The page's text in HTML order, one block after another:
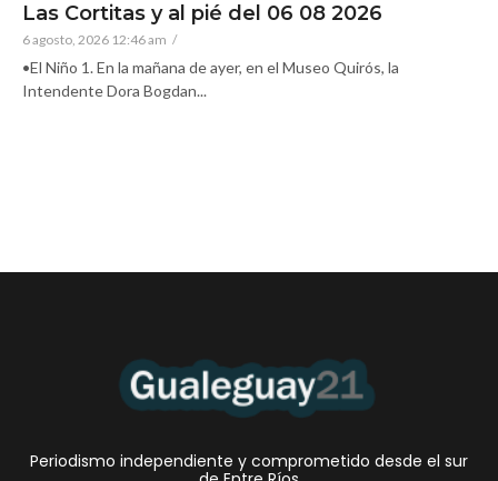
Las Cortitas y al pié del 06 08 2026
6 agosto, 2026 12:46 am /
•El Niño 1. En la mañana de ayer, en el Museo Quirós, la
Intendente Dora Bogdan...
Periodismo independiente y comprometido desde el sur